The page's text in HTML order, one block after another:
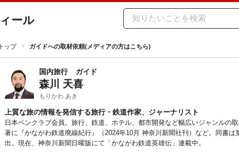
ール
ップ ガイドへの取材依頼(メディアの方はこちら)
国内旅行 ガイド
森川 天喜
もりかわ あき
上質な旅の情報を発信する旅行・鉄道作家、ジャーナリスト
日本ペンクラブ会員。旅行、鉄道、ホテル、都市開発など幅広いジャンルの
著に『かながわ鉄道廃線紀行』（2024年10月 神奈川新聞社刊）など。同書
出。現在、神奈川新聞日曜版にて「かながわ鉄道英雄伝」連載中。